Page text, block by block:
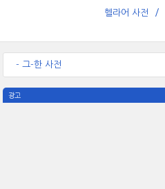
헬라어 사전
- 그-한 사전
광고